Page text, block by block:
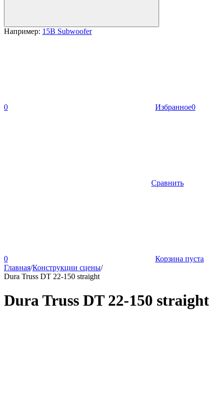
Например: 15B Subwoofer
0 Избранное0
Сравнить
0
Корзина пуста
Главная/Конструкции сцены/
Dura Truss DT 22-150 straight
Dura Truss DT 22-150 straight